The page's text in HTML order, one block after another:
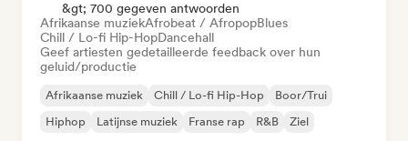
&gt; 700 gegeven antwoorden
Afrikaanse muziekAfrobeat / AfropopBlues
Chill / Lo-fi Hip-HopDancehall
Geef artiesten gedetailleerde feedback over hun
geluid/productie
Afrikaanse muziek Chill / Lo-fi Hip-Hop
Boor/Trui
Hiphop
Latijnse muziek Franse rap R&B Ziel